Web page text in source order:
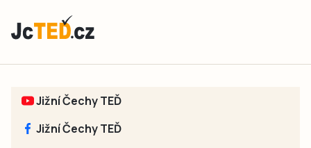
Jižní Čechy TEĎ
Jižní Čechy TEĎ